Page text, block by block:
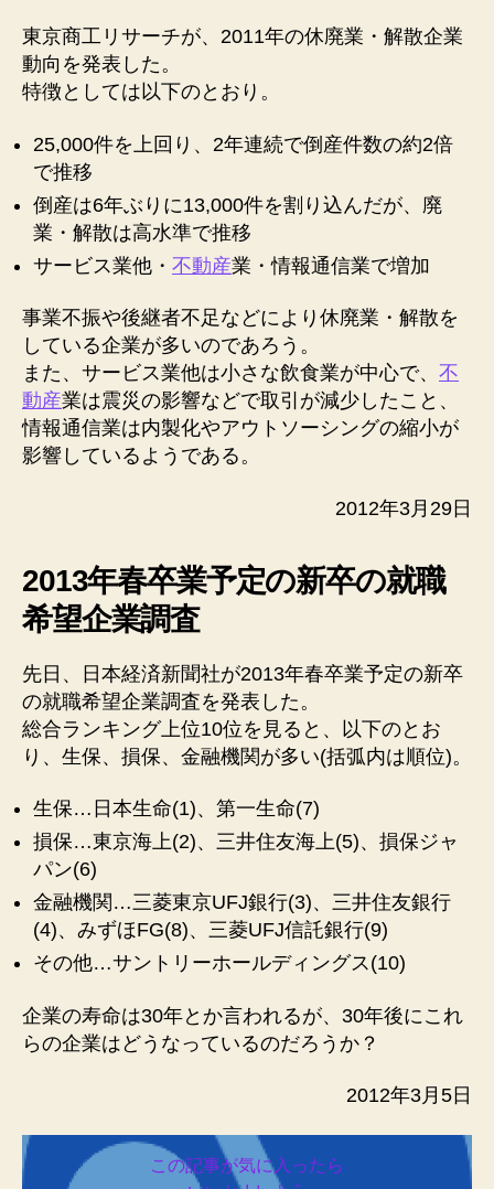
東京商工リサーチが、2011年の休廃業・解散企業
動向を発表した。
特徴としては以下のとおり。
25,000件を上回り、2年連続で倒産件数の約2倍
で推移
倒産は6年ぶりに13,000件を割り込んだが、廃
業・解散は高水準で推移
サービス業他・ 不動産業・情報通信業で増加
事業不振や後継者不足などにより休廃業・解散を
している企業が多いのであろう。
また、サービス業他は小さな飲食業が中心で、 不
動産業は震災の影響などで取引が減少したこと、
情報通信業は内製化やアウトソーシングの縮小が
影響しているようである。
2012年3月29日
2013年春卒業予定の新卒の就職
希望企業調査
先日、日本経済新聞社が2013年春卒業予定の新卒
の就職希望企業調査を発表した。
総合ランキング上位10位を見ると、以下のとお
り、生保、損保、金融機関が多い(括弧内は順位)。
生保…日本生命(1)、第一生命(7)
損保…東京海上(2)、三井住友海上(5)、損保ジャ
パン(6)
金融機関…三菱東京UFJ銀行(3)、三井住友銀行
(4)、みずほFG(8)、三菱UFJ信託銀行(9)
その他…サントリーホールディングス(10)
企業の寿命は30年とか言われるが、30年後にこれ
らの企業はどうなっているのだろうか？
2012年3月5日
この記事が気に入ったら